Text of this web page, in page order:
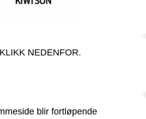
NEDENFOR.
blir fortløpende